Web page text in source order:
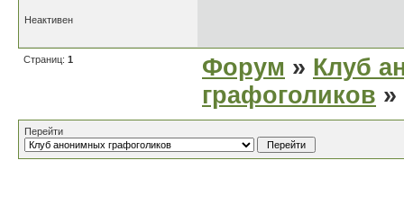
Неактивен
Страниц: 1 Форум » Клуб
графоголиков
Перейти